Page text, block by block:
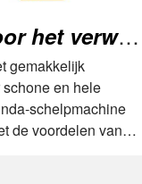
Aardnootschilmachine voor het verwijderen van pindadoppen
gemakkelijk
en hele
schelpmachine
de voordelen van